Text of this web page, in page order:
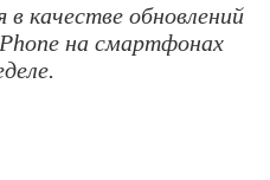
в качестве обновлений
на смартфонах